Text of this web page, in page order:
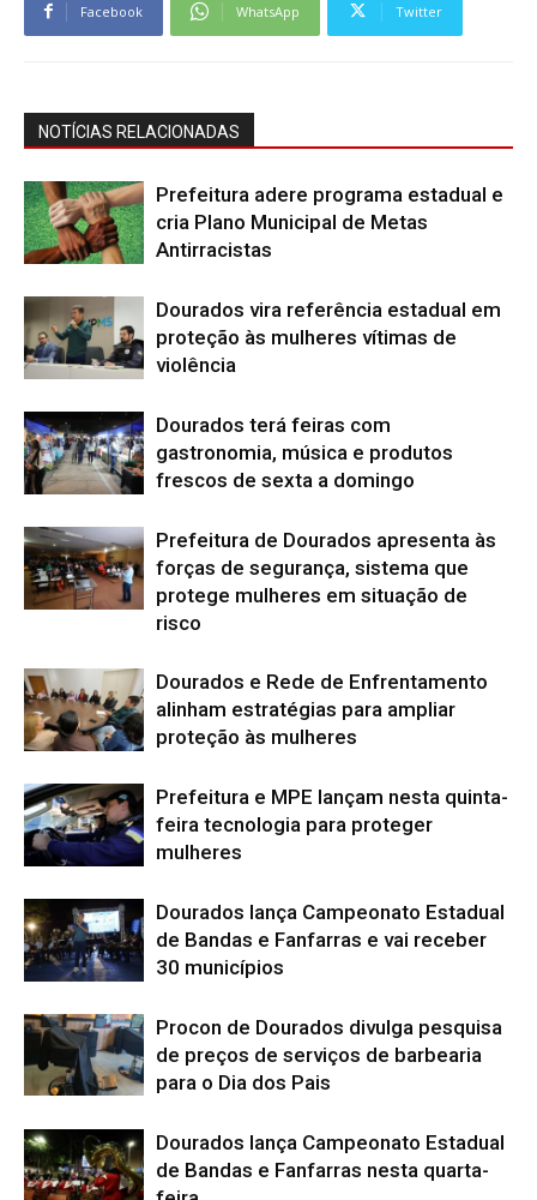
Facebook WhatsApp Twitter
NOTÍCIAS RELACIONADAS
Prefeitura adere programa estadual e
cria Plano Municipal de Metas
Antirracistas
Dourados vira referência estadual em
proteção às mulheres vítimas de
violência
Dourados terá feiras com
gastronomia, música e produtos
frescos de sexta a domingo
Prefeitura de Dourados apresenta às
forças de segurança, sistema que
protege mulheres em situação de
risco
Dourados e Rede de Enfrentamento
alinham estratégias para ampliar
proteção às mulheres
Prefeitura e MPE lançam nesta quinta-
feira tecnologia para proteger
mulheres
Dourados lança Campeonato Estadual
de Bandas e Fanfarras e vai receber
30 municípios
Procon de Dourados divulga pesquisa
de preços de serviços de barbearia
para o Dia dos Pais
Dourados lança Campeonato Estadual
de Bandas e Fanfarras nesta quarta-